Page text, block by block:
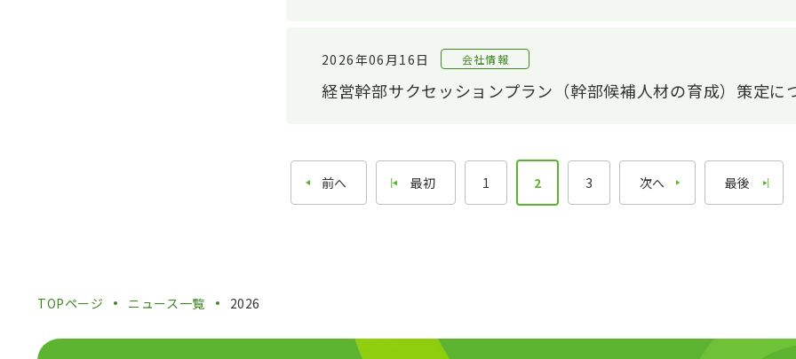
押出工程
仕上工程
個人投資家のみなさまへ
相
2026年06月16日 会社情報
経営幹部サクセッションプラン（幹部候補人材の育成）策定に
前へ 最初 1 2 3 次へ 最後
TOPページ ニュース一覧 2026